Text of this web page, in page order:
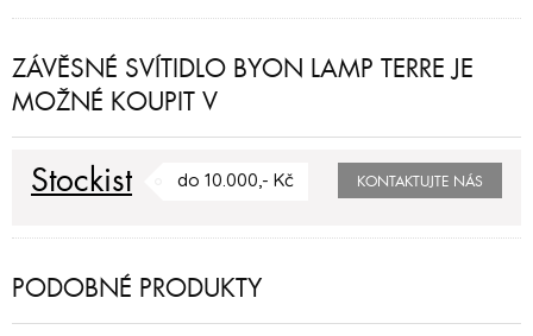
ZÁVĚSNÉ SVÍTIDLO BYON LAMP TERRE JE
MOŽNÉ KOUPIT V
Stockist KONTAKTUJTE NÁS
do 10.000,- Kč
PODOBNÉ PRODUKTY